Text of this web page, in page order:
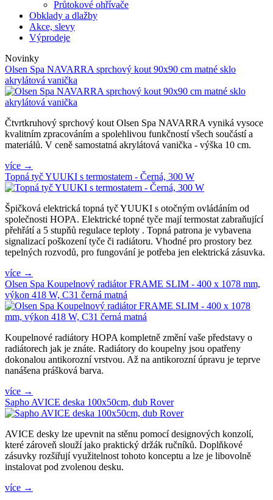
Průtokové ohřívače
Obklady a dlažby
Akce, slevy
Výprodeje
Novinky
Olsen Spa NAVARRA sprchový kout 90x90 cm matné sklo
akrylátová vanička
Čtvrtkruhový sprchový kout Olsen Spa NAVARRA vyniká vysoce
kvalitním zpracováním a spolehlivou funkčností všech součástí a
materiálů. V ceně samostatná akrylátová vanička - výška 10 cm.
více →
Topná tyč YUUKI s termostatem - Černá, 300 W
Špičková elektrická topná tyč YUUKI s otočným ovládáním od
společnosti HOPA. Elektrické topné tyče mají termostat zabraňující
přehřátí a 5 stupňů regulace teploty . Topná patrona je vybavena
signalizací poškození tyče či radiátoru. Vhodné pro prostory bez
tepelných rozvodů, pro fungování je potřeba jen elektrická zásuvka.
více →
Olsen Spa Koupelnový radiátor FRAME SLIM - 400 x 1078 mm,
výkon 418 W, C31 černá matná
Koupelnové radiátory HOPA kompletně změní vaše představy o
radiátorech jak je znáte. Radiátory do koupelny jsou opatřeny
dokonalou antikorozní vrstvou. Až na antikorozní úpravu je teprve
nanášena prášková barva.
více →
Sapho AVICE deska 100x50cm, dub Rover
AVICE desky lze upevnit na stěnu pomocí designových konzolí,
které zároveň slouží jako praktický držák ručníků. Doplňkové
zásuvky rozšiřují využitelnost tohoto konceptu a lze je libovolně
instalovat pod zvolenou desku.
více →